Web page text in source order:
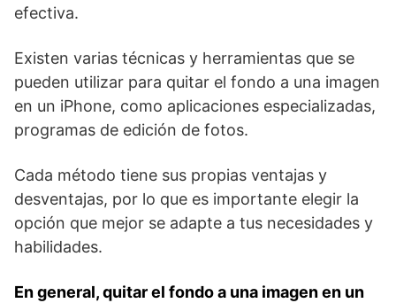
efectiva.
Existen varias técnicas y herramientas que se
pueden utilizar para quitar el⁤ fondo a una imagen
en un iPhone, como aplicaciones especializadas,
programas de⁤ edición de fotos.
Cada método tiene sus ⁣propias ventajas y
desventajas, ⁢por lo que es importante elegir​ la
opción que mejor se adapte a tus necesidades y
habilidades.
En general, quitar el fondo a una ​imagen en un